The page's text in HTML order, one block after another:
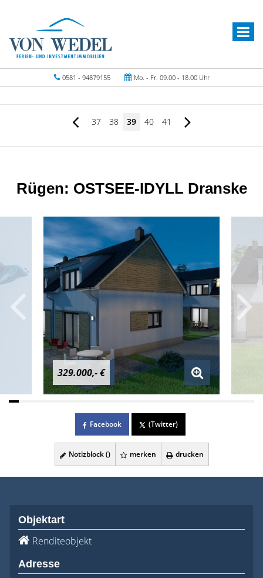
0581 - 94879155 Mo. - Fr. 09.00 - 18.00 Uhr
37 38 39 40 41
Rügen: OSTSEE-IDYLL Dranske
329.000,- €
Facebook (Twitter)
Notizblock () merken drucken
Objektart
Renditeobjekt
Adresse